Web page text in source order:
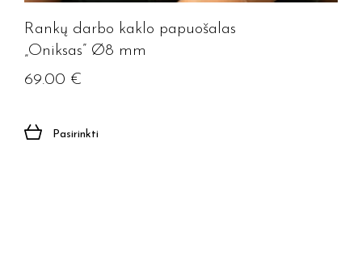
Rankų darbo kaklo papuošalas
„Oniksas” Ø8 mm
69.00 €
Pasirinkti